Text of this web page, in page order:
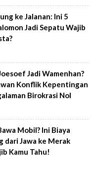
ke Jalanan: Ini 5
Jadi Sepatu Wajib
Jadi Wamenhan?
Konflik Kepentingan
Birokrasi Nol
Mobil? Ini Biaya
dari Jawa ke Merak
Kamu Tahu!